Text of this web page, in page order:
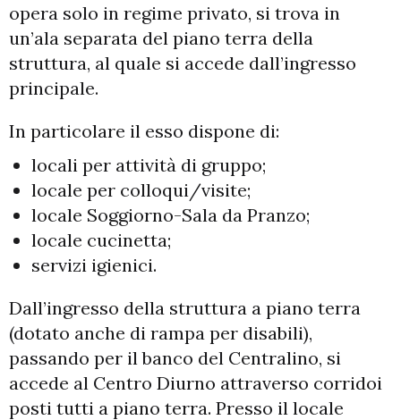
opera solo in regime privato, si trova in
un’ala separata del piano terra della
struttura, al quale si accede dall’ingresso
principale.
In particolare il esso dispone di:
locali per attività di gruppo;
locale per colloqui/visite;
locale Soggiorno-Sala da Pranzo;
locale cucinetta;
servizi igienici.
Dall’ingresso della struttura a piano terra
(dotato anche di rampa per disabili),
passando per il banco del Centralino, si
accede al Centro Diurno attraverso corridoi
posti tutti a piano terra. Presso il locale